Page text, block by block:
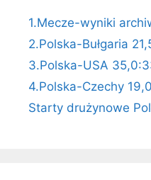
1.Mecze-wyniki
2.Polska-Bułgaria
3.Polska-USA
4.Polska-Czechy
Starty drużynowe